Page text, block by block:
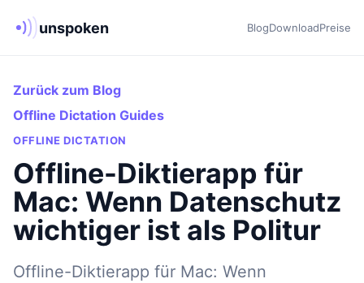
unspoken BlogDownloadPreise
Zurück zum Blog
Offline Dictation Guides
OFFLINE DICTATION
Offline-Diktierapp für
Mac: Wenn Datenschutz
wichtiger ist als Politur
Offline-Diktierapp für Mac: Wenn